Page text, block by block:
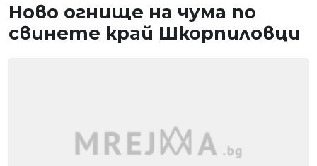
Ново огнище на чума по
свинете край Шкорпиловци